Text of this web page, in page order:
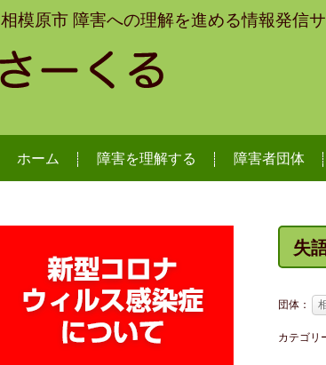
相模原市 障害への理解を進める情報発信
ホーム 障害を理解する 障害者団体
失
団体：
カテゴリ